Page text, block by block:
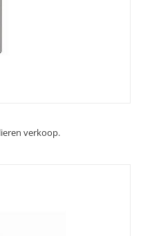
verkoop.